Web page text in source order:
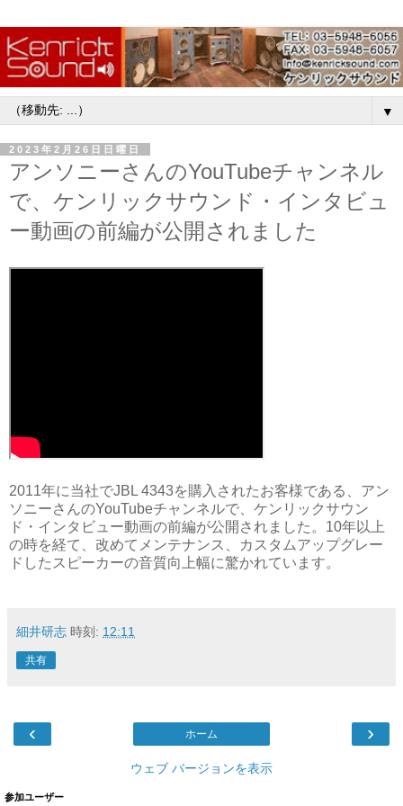
▼
2023年2月26日日曜日
アンソニーさんのYouTubeチャンネル
で、ケンリックサウンド・インタビュ
ー動画の前編が公開されました
2011年に当社でJBL 4343を購入されたお客様である、アン
ソニーさんのYouTubeチャンネルで、ケンリックサウン
ド・インタビュー動画の前編が公開されました。10年以上
の時を経て、改めてメンテナンス、カスタムアップグレー
ドしたスピーカーの音質向上幅に驚かれています。
細井研志 時刻: 12:11
共有
‹ ›
ホーム
ウェブ バージョンを表示
参加ユーザー